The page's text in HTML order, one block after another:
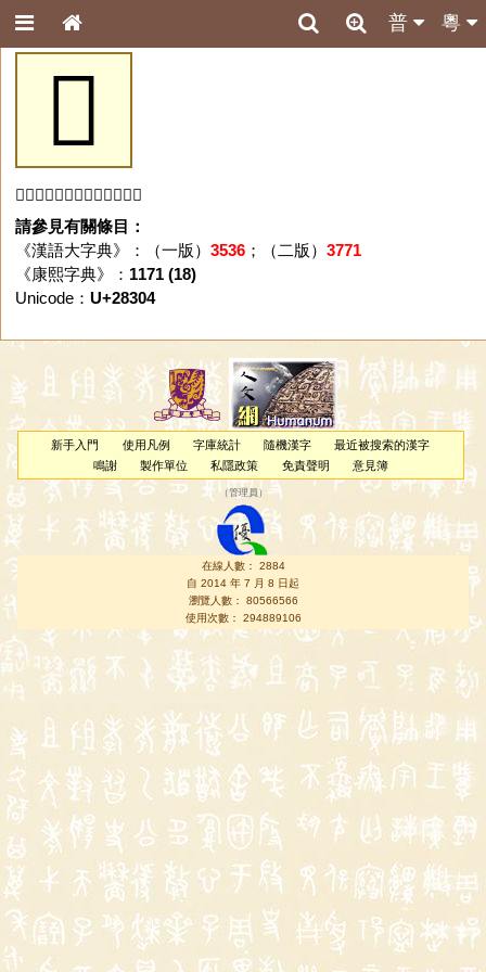
粵
普
𨌄
「𨌄」字未收錄於本資料庫。
請參見有關條目：
《漢語大字典》：（一版） 3536；（二版） 3771
《康熙字典》： 1171 (18)
Unicode： U+28304
新手入門 使用凡例 字庫統計 隨機漢字
最近被搜索的漢字
鳴謝
製作單位 私隱政策 免責聲明 意見簿
（管理員 ）
在線人數： 2884
自 2014 年 7 月 8 日起
瀏覽人數： 80566566
使用次數： 294889106